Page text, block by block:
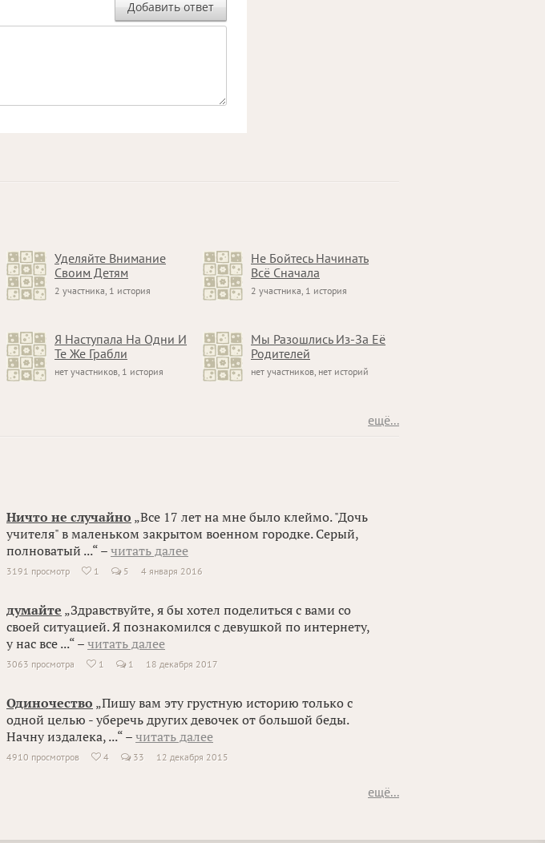
Добавить ответ
Уделяйте Внимание
Своим Детям
2 участника, 1 история
Не Бойтесь Начинать
Всё Сначала
2 участника, 1 история
Я Наступала На Одни И
Те Же Грабли
нет участников, 1 история
Мы Разошлись Из-За Её
Родителей
нет участников, нет историй
ещё...
Ничто не случайно „Все 17 лет на мне было клеймо. "Дочь
учителя" в маленьком закрытом военном городке. Серый,
полноватый ...“ – читать далее
3191 просмотр  1 5 4 января 2016
думайте „Здравствуйте, я бы хотел поделиться с вами со
своей ситуацией. Я познакомился с девушкой по интернету,
у нас все ...“ – читать далее
3063 просмотра  1 1 18 декабря 2017
Одиночество „Пишу вам эту грустную историю только с
одной целью - уберечь других девочек от большой беды.
Начну издалека, ...“ – читать далее
4910 просмотров  4 33 12 декабря 2015
ещё...